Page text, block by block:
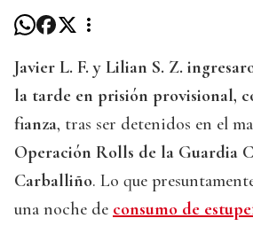
Javier L. F. y Lilian S. Z.
la tarde en prisión provisional,
fianza, tras ser detenidos en el
Operación Rolls de la Guardia
Carballiño. Lo que
una noche de consumo de